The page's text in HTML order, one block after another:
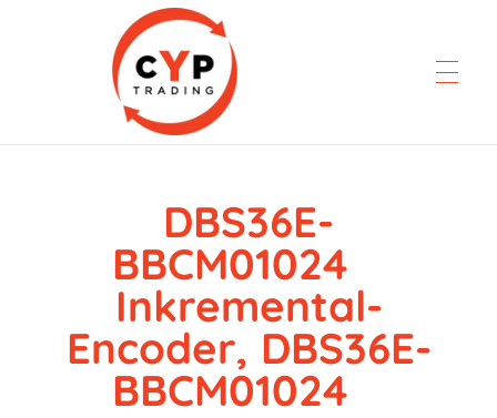
DBS36E-
BBCM01024
Inkremental-
Encoder, DBS36E-
BBCM01024